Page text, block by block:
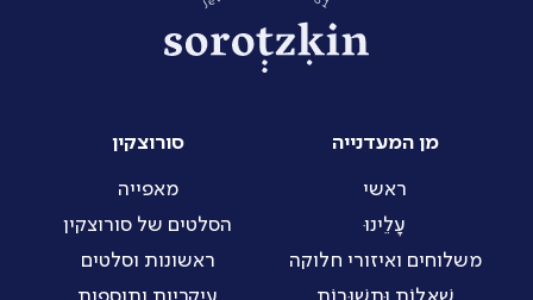
מן המעדנייה
ראשי
עָלֵינוּ
משלוחים ואיזורי חלוקה
שְׁאֵלוֹת וּתְשׁוּבוֹת
סורוצקין
מאפייה
הסלטים של סורוצקין
ראשונות וסלטים
עיקריות ותוספות